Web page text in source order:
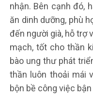
nhận. Bên cạnh đó,
ăn dinh dưỡng, phù
đến người già, hỗ trợ
mạch, tốt cho thần
bào ung thư phát
thần luôn thoải mái
bộn bề công việc